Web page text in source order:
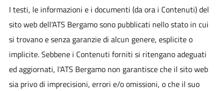
I testi, le informazioni e i documenti (da ora i Contenuti) del
sito web dell'ATS Bergamo sono pubblicati nello stato in cui
si trovano e senza garanzie di alcun genere, esplicite o
implicite. Sebbene i Contenuti forniti si ritengano adeguati
ed aggiornati, l'ATS Bergamo non garantisce che il sito web
sia privo di imprecisioni, errori e/o omissioni, o che il suo